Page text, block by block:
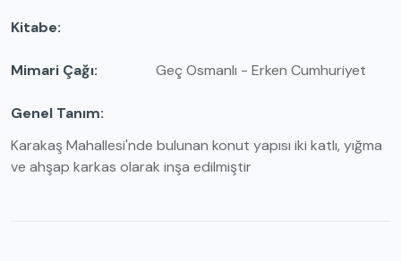
Kitabe
Mimari Çağı Geç Osmanlı - Erken Cumhuriyet
Genel Tanım
Karakaş Mahallesi'nde bulunan konut yapısı iki katlı, yığma
ve ahşap karkas olarak inşa edilmiştir